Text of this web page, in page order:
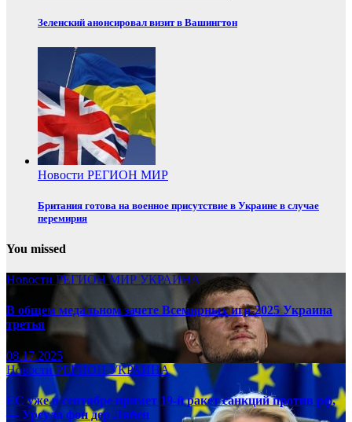
Зеленский анонсировал визит в Вашингтон
Новости РЕГИОН МИР
Британия готова на военное присутствие в Украине в случае
перемирия
You missed
Новости РЕГИОНМИР УКРАИНА
В общем медальном зачете Всемирных игр-2025 Украина
третья
08.17.2025
НовостиРЕГИОНУКРАИНА
ЕС уже в сентябре примет 19-й ракет санкций против рф,
— Урсула фон дер Ляйен